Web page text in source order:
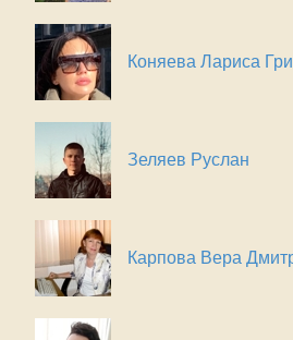
Коняева Лариса
Зеляев Руслан
Карпова Вера